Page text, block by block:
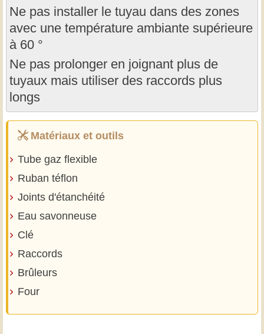
Ne pas installer le tuyau dans des zones
avec une température ambiante supérieure
à 60 °
Ne pas prolonger en joignant plus de
tuyaux mais utiliser des raccords plus
longs
Matériaux et outils
Tube gaz flexible
Ruban téflon
Joints d'étanchéité
Eau savonneuse
Clé
Raccords
Brûleurs
Four